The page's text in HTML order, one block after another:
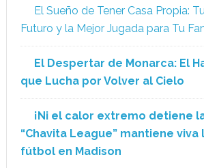
El Sueño de Tener Casa Propia:
Futuro y la Mejor Jugada para Tu
El Despertar de Monarca: El
que Lucha por Volver al Cielo
¡Ni el calor extremo detiene
“Chavita League” mantiene
fútbol en Madison